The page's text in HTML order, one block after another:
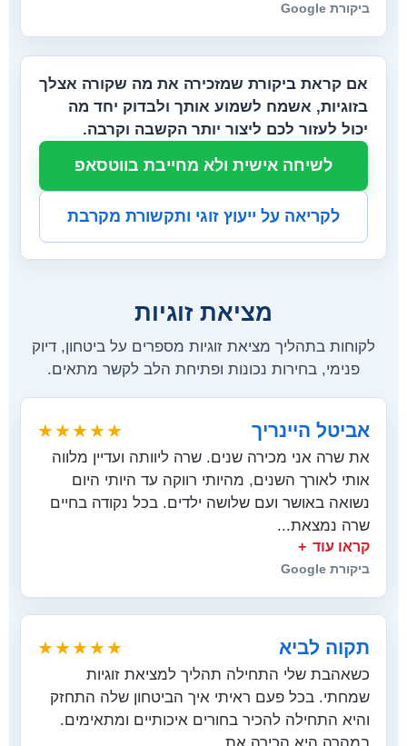
ביקורת Google
אם קראת ביקורת שמזכירה את מה שקורה אצלך
בזוגיות, אשמח לשמוע אותך ולבדוק יחד מה
יכול לעזור לכם ליצור יותר הקשבה וקרבה.
לשיחה אישית ולא מחייבת בווטסאפ
לקריאה על ייעוץ זוגי ותקשורת מקרבת
מציאת זוגיות
לקוחות בתהליך מציאת זוגיות מספרים על ביטחון, דיוק
פנימי, בחירות נכונות ופתיחת הלב לקשר מתאים.
אביטל היינריך ★★★★★
את שרה אני מכירה שנים. שרה ליוותה ועדיין מלווה
אותי לאורך השנים, מהיותי רווקה עד היותי היום
נשואה באושר ועם שלושה ילדים. בכל נקודה בחיים
שרה נמצאת...
קראו עוד
ביקורת Google
תקוה לביא ★★★★★
כשאהבת שלי התחילה תהליך למציאת זוגיות
שמחתי. בכל פעם ראיתי איך הביטחון שלה התחזק
והיא התחילה להכיר בחורים איכותיים ומתאימים.